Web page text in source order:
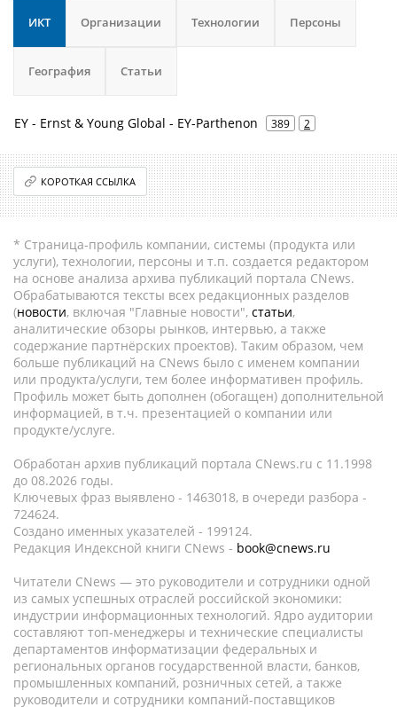
ИКТ Организации Технологии Персоны
География Статьи
EY - Ernst & Young Global - EY-Parthenon 389 2
КОРОТКАЯ ССЫЛКА
* Страница-профиль компании, системы (продукта или
услуги), технологии, персоны и т.п. создается редактором
на основе анализа архива публикаций портала CNews.
Обрабатываются тексты всех редакционных разделов
(новости, включая "Главные новости", статьи,
аналитические обзоры рынков, интервью, а также
содержание партнёрских проектов). Таким образом, чем
больше публикаций на CNews было с именем компании
или продукта/услуги, тем более информативен профиль.
Профиль может быть дополнен (обогащен) дополнительной
информацией, в т.ч. презентацией о компании или
продукте/услуге.
Обработан архив публикаций портала CNews.ru c 11.1998
до 08.2026 годы.
Ключевых фраз выявлено - 1463018, в очереди разбора -
724624.
Создано именных указателей - 199124.
Редакция Индексной книги CNews - book@cnews.ru
Читатели CNews — это руководители и сотрудники одной
из самых успешных отраслей российской экономики:
индустрии информационных технологий. Ядро аудитории
составляют топ-менеджеры и технические специалисты
департаментов информатизации федеральных и
региональных органов государственной власти, банков,
промышленных компаний, розничных сетей, а также
руководители и сотрудники компаний-поставщиков